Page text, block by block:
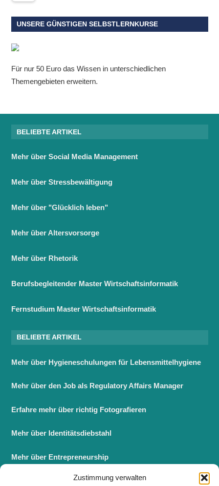
Zustimmung verwalten
UNSERE GÜNSTIGEN SELBSTLERNKURSE
Für nur 50 Euro das Wissen in unterschiedlichen
Themengebieten erweitern.
BELIEBTE ARTIKEL
Mehr über Social Media Management
Mehr über Stressbewältigung
Mehr über "Glücklich leben"
Mehr über Altersvorsorge
Mehr über Rhetorik
Berufsbegleitender Master Wirtschaftsinformatik
Fernstudium Master Wirtschaftsinformatik
BELIEBTE ARTIKEL
Mehr über Hygieneschulungen für Lebensmittelhygiene
Mehr über den Job als Regulatory Affairs Manager
Erfahre mehr über richtig Fotografieren
Mehr über Identitätsdiebstahl
Mehr über Entrepreneurship
Berufsbegleitender Master BWL